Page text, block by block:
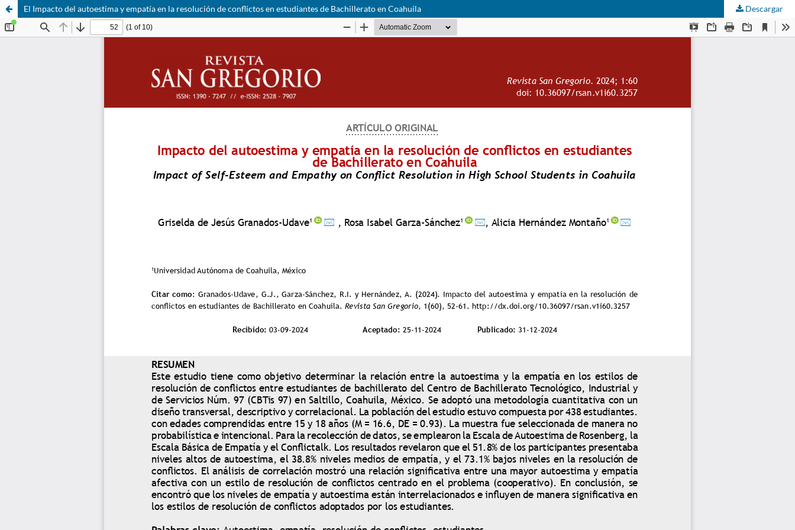
El Impacto del autoestima y empatía en la resolución de conflictos en estudiantes de Bachillerato en Coahuila Descargar